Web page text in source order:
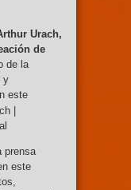
Urach,
de
de la
y
este
|
prensa
este